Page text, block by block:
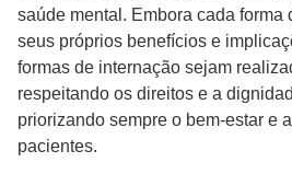
saúde mental. Embora cada forma
seus próprios benefícios e
formas de internação sejam
respeitando os direitos e a
priorizando sempre o bem-estar e
pacientes.